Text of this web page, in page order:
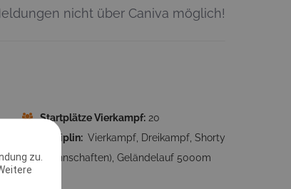
zu.
nicht über Caniva möglich!
Startplätze Vierkampf: 20
Disziplin: Vierkampf, Dreikampf, Shorty
(Mannschaften), Geländelauf 5000m